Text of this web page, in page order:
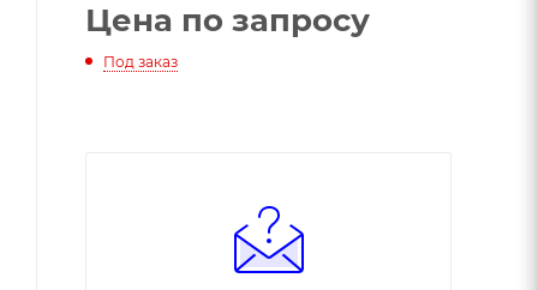
Цена по запросу
Под заказ